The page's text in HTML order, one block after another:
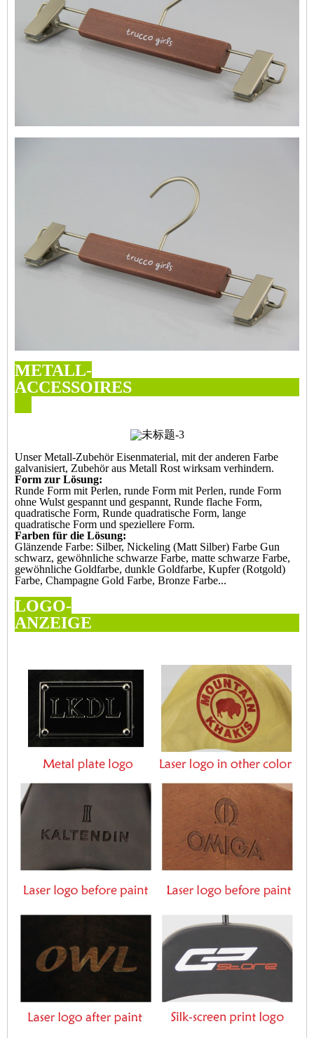
METALL-
Unser Metall-Zubehör Eisenmaterial, mit der anderen Farbe
galvanisiert, Zubehör aus Metall Rost wirksam verhindern.
Form zur Lösung:
Runde Form mit Perlen, runde Form mit Perlen, runde Form
ohne Wulst gespannt und gespannt, Runde flache Form,
quadratische Form, Runde quadratische Form, lange
quadratische Form und speziellere Form.
Farben für die Lösung:
Glänzende Farbe: Silber, Nickeling (Matt Silber) Farbe Gun
schwarz, gewöhnliche schwarze Farbe, matte schwarze Farbe,
gewöhnliche Goldfarbe, dunkle Goldfarbe, Kupfer (Rotgold)
Farbe, Champagne Gold Farbe, Bronze Farbe...
LOGO-